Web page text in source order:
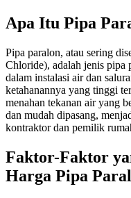
Apa Itu Pipa
Pipa paralon, atau sering
Chloride), adalah jenis pipa
dalam instalasi air dan
ketahanannya yang tinggi
menahan tekanan air yang
dan mudah dipasang,
kontraktor dan pemilik
Faktor-Faktor
Harga Pipa